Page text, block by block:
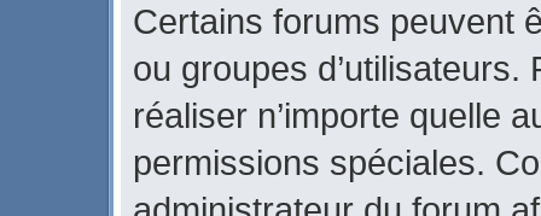
Certains forums peuvent
ou groupes
réaliser n’importe quelle
permissions spéciales.